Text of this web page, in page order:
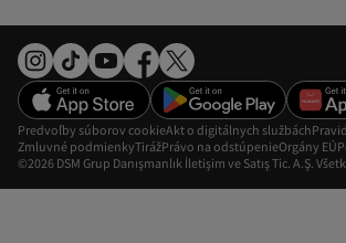
©2026 DSM Grup Danışmanlık İletişim ve Satış Tic. A.Ş.
Predvoľby súborov cookieAkt o digitálnych službách
Zmluvné podmienkyTirážPrávo na odstúpenieOrgány EÚ